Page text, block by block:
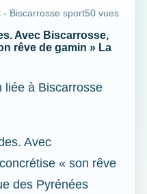
- Biscarrosse sport50 vues
Avec Biscarrosse,
rêve de gamin » La
liée à Biscarrosse
Avec
« son rêve
des Pyrénées